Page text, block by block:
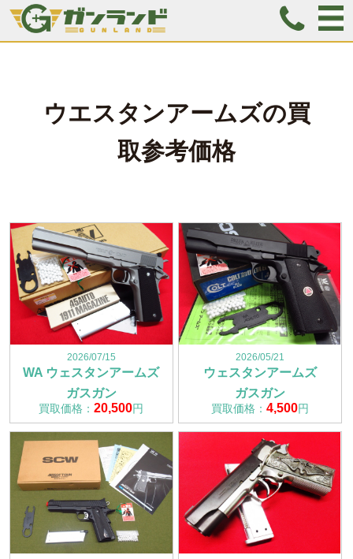
ウエスタンアームズの買
取参考価格
2026/07/15
WA ウェスタンアームズ
ガスガン
買取価格：20,500円
2026/05/21
ウェスタンアームズ
ガスガン
買取価格： 4,500円